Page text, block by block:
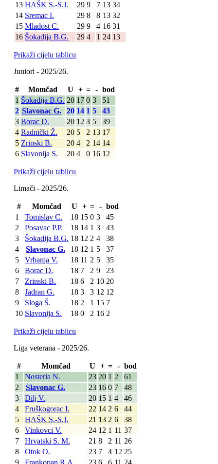
13 HAŠK S.-S.J. 29 9 7 13 34
14 Sremac I. 29 8 8 13 32
15 Mladost C. 29 9 4 16 31
16 Šokadija B.G. 29 4 1 24 13
Prikaži cijelu tablicu
Juniori - 2025/26.
# Momčad U + = - bod
1 Šokadija B.G. 20 17 0 3
51
2 Slavonac G. 20 14 1 5
43
3 Borac D. 20 12 3 5
39
4 Radnički Ž. 20 5 2 13 17
5 Zrinski B. 20 4 2 14 14
6 Slavonija S. 20 4 0 16 12
Prikaži cijelu tablicu
Limači - 2025/26.
# Momčad U + = - bod
1
Tomislav C. 18 15 0 3
45
2
Posavac P.P. 18 14 1 3
43
3
Šokadija B.G. 18 12 2 4
38
4
Slavonac G. 18 12 1 5
37
5
Vrbanja V. 18 11 2 5
35
6
Borac D. 18 7 2 9
23
7
Zrinski B. 18 6 2 10 20
8
Jadran G. 18 3 3 12 12
9
Sloga Š. 18 2 1 15 7
10 Slavonija S. 18 0 2 16 2
Prikaži cijelu tablicu
Liga veterana - 2025/26.
# Momčad U + = - bod
1
Nosteria N. 23 20 1 2
61
2
Slavonac G. 23 16 0 7
48
3
Dilj V. 20 15 1 4
46
4
Fruškogorac I. 22 14 2 6
44
5
HAŠK S.-S.J. 21 13 2 6
38
6
Vinkovci V. 24 12 1 11 37
7
Hrvatski S. M. 21 8 2 11 26
8
Otok O. 23 7 4 12 25